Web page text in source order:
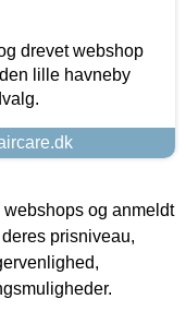
drevet webshop
lille havneby
og anmeldt
prisniveau,